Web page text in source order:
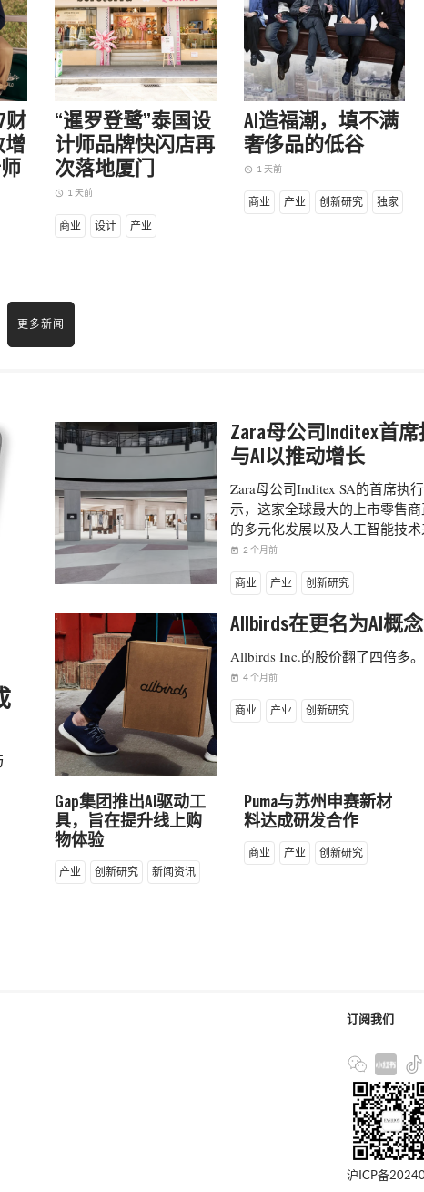
货护肤精华只有
出新栏目「创新研究」，
原理，每次介绍一家公
个商业价值。专注各个垂
析创新打法、洞察增长原
难。新一轮商业竞争的支
的中国AIGC公司，
背后的隐形冠军
FASHION NETWORK推出新栏
聚焦品牌增长的第一性原理，
司、一项核心创新、一个商业
直赛道的隐形冠军，透析创新
理，个人觉醒，共识变难。新
点就在于认知。
2 年前
财
增
“暹罗登鹭”泰国设
计师品牌快闪店再
次落地厦门
access_time 1 天前
商业 设计 产业
AI造福潮，填不满
奢侈品的低谷
access_time 1 天前
商业 产业 创新研究 独家
更多新闻
Zara母公司Inditex首
与AI以推动增长
Zara母公司Inditex SA的首席执
示，这家全球最大的上市零售
的多元化发展以及人工智能技术
today 2 个月前
商业 产业 创新研究
Allbirds在更名为AI概
Allbirds Inc.的股价翻了四倍多。
today 4 个月前
商业 产业 创新研究
Gap集团推出AI驱动工
具，旨在提升线上购
物体验
产业 创新研究 新闻资讯
Puma与苏州申赛新材
料达成研发合作
商业 产业 创新研究
订阅我们
沪ICP备